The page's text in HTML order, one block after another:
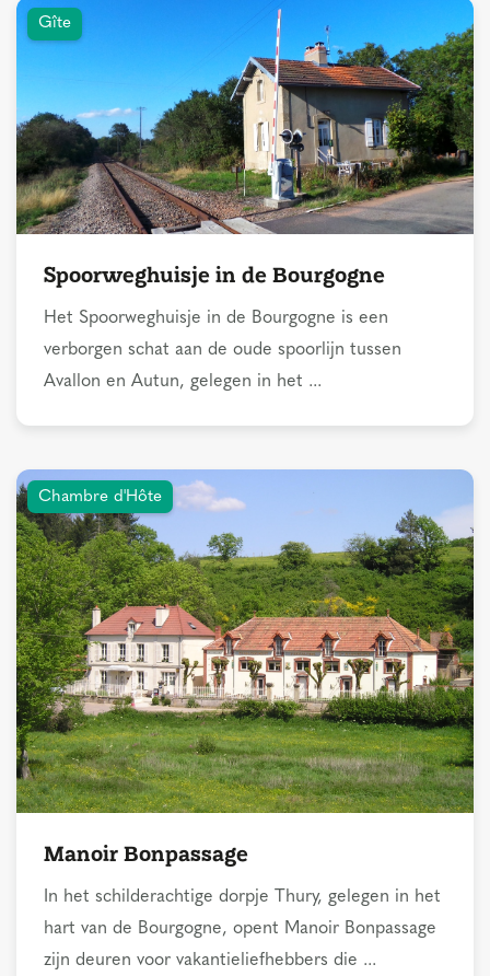
Gîte
Spoorweghuisje in de Bourgogne
Het Spoorweghuisje in de Bourgogne is een
verborgen schat aan de oude spoorlijn tussen
Avallon en Autun, gelegen in het ...
Chambre d'Hôte
Manoir Bonpassage
In het schilderachtige dorpje Thury, gelegen in het
hart van de Bourgogne, opent Manoir Bonpassage
zijn deuren voor vakantieliefhebbers die ...